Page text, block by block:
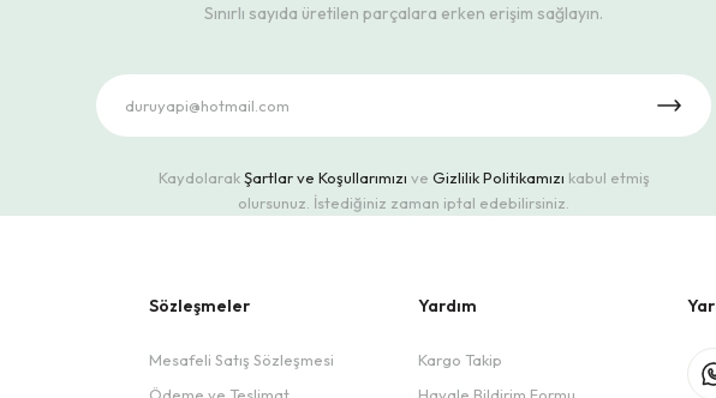
Sınırlı sayıda üretilen parçalara erken erişim sağlayın.
KaydolarakŞartlar ve Koşullarımızı ve Gizlilik Politikamızı kabul etmiş
olursunuz. İstediğiniz zaman iptal edebilirsiniz.
Sözleşmeler
Mesafeli Satış Sözleşmesi
Yardım
Kargo Takip